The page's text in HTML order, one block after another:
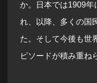
か。日本では1909年
れ、以降、多くの国
た。そして今後も世
ピソードが積み重ね